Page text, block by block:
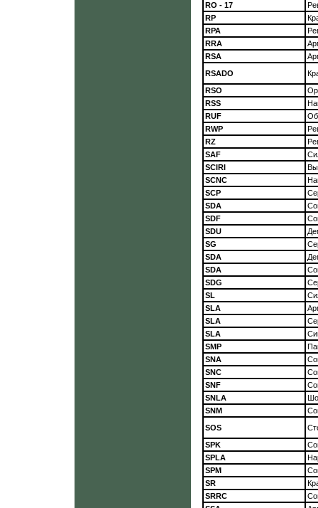
RO - 17
RP
RPA
RRA
RSA
RSADO
RSO
RSS
RUF
RWP
RZ
SAF
SCIRI
SCNC
SCP
SDA
SDF
SDU
SG
SDA
SDA
SDG
SL
SLA
SLA
SLA
SMP
SNA
SNC
SNF
SNLA
SNM
SOS
SPK
SPLA
SPM
SR
SRRC